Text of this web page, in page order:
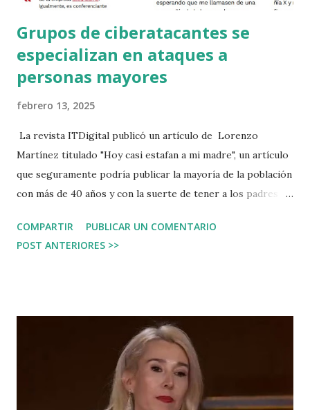
Grupos de ciberatacantes se
especializan en ataques a
personas mayores
febrero 13, 2025
La revista ITDigital publicó un artículo de Lorenzo
Martínez titulado "Hoy casi estafan a mi madre", un artículo
que seguramente podría publicar la mayoría de la población
con más de 40 años y con la suerte de tener a los padres
piedad, atacan a las personas mayores y algunos se están
especializando. El artículo puede verse en el siguiente
programa de Madrid Capital Fintech en el que estamos
documentando los tipos de ciberestafas que se lanzan a
personas mayores. Espero tener los resultados en mayo
COMPARTIR
PUBLICAR UN COMENTARIO
POST ANTERIORES >>